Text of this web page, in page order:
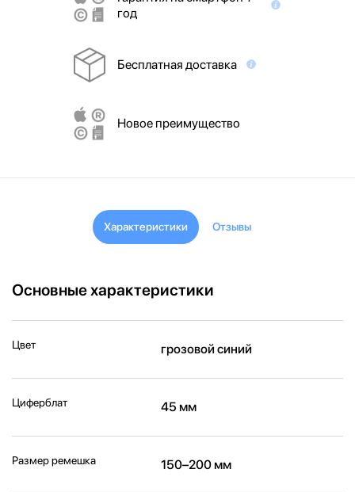
год
Бесплатная доставка
Новое преимущество
Характеристики Отзывы
Основные характеристики
Цвет грозовой синий
Циферблат 45 мм
Размер ремешка 150–200 мм